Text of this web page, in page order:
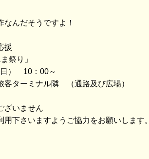
んだそうですよ！
援
祭り」
日） 10：00～
客ターミナル隣 （通路及び広場）
ざいません
用下さいますようご協力をお願いします。